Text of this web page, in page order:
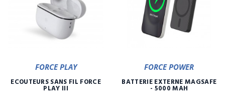
FORCE PLAY
ECOUTEURS SANS FIL FORCE
PLAY III
FORCE POWER
BATTERIE EXTERNE MAGSAFE
- 5000 MAH